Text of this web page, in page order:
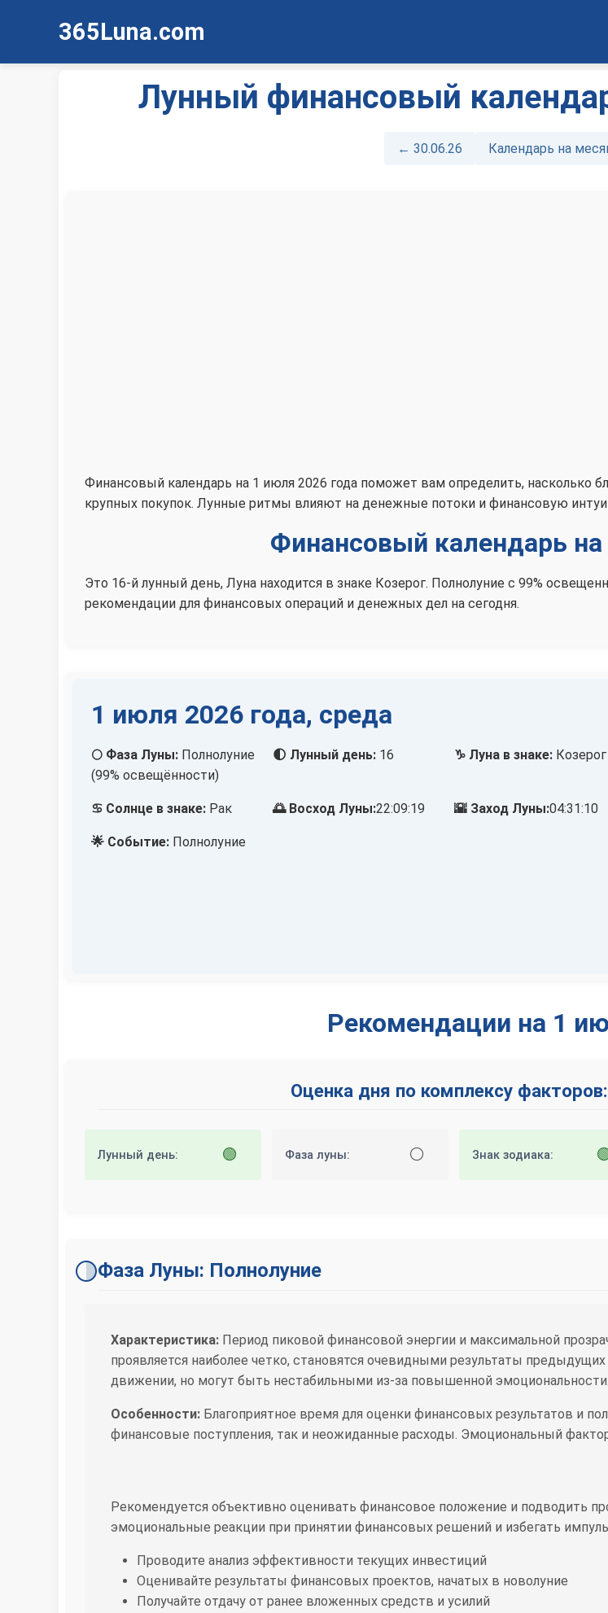
365Luna.com
Лунный финансовый
← 30.06.26 Календарь на
Финансовый календарь на 1 июля 2026 года поможет вам определить, насколько
крупных покупок. Лунные ритмы влияют на денежные потоки и финансовую
Финансовый календарь
Это 16-й лунный день, Луна находится в знаке Козерог. Полнолуние с 99%
рекомендации для финансовых операций и денежных дел на сегодня.
1 июля 2026 года, среда
🌕 Фаза Луны: Полнолуние
(99% освещённости)
🌓 Лунный день:16 ♑ Луна в знаке:Козерог
♋ Солнце в знаке: Рак 🌅 Восход Луны:22:09:19 🌇 Заход Луны:04:31:10
🌟 Событие: Полнолуние
Рекомендации на 1
Оценка дня по комплексу
Лунный день: 🟢 Фаза луны: ⚪ Знак зодиака:
Фаза Луны: Полнолуние
Характеристика: Период пиковой финансовой энергии и максимальной
проявляется наиболее четко, становятся очевидными результаты
движении, но могут быть нестабильными из-за повышенной эмоциональности.
Особенности: Благоприятное время для оценки финансовых результатов и
финансовые поступления, так и неожиданные расходы. Эмоциональный
Рекомендуется объективно оценивать финансовое положение и подводить
эмоциональные реакции при принятии финансовых решений и избегать
Проводите анализ эффективности текущих инвестиций
Оценивайте результаты финансовых проектов, начатых в новолуние
Получайте отдачу от ранее вложенных средств и усилий